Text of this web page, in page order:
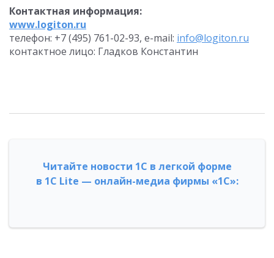
Контактная информация:
www.logiton.ru
телефон: +7 (495) 761-02-93, e-mail: info@logiton.ru
контактное лицо: Гладков Константин
Читайте новости 1С в легкой форме
в 1С Lite — онлайн-медиа фирмы «1С»: